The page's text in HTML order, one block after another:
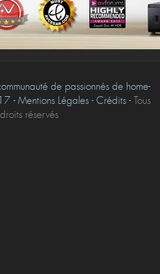
de passionnés de home-
Mentions Légales - Crédits -Tous
droits réservés